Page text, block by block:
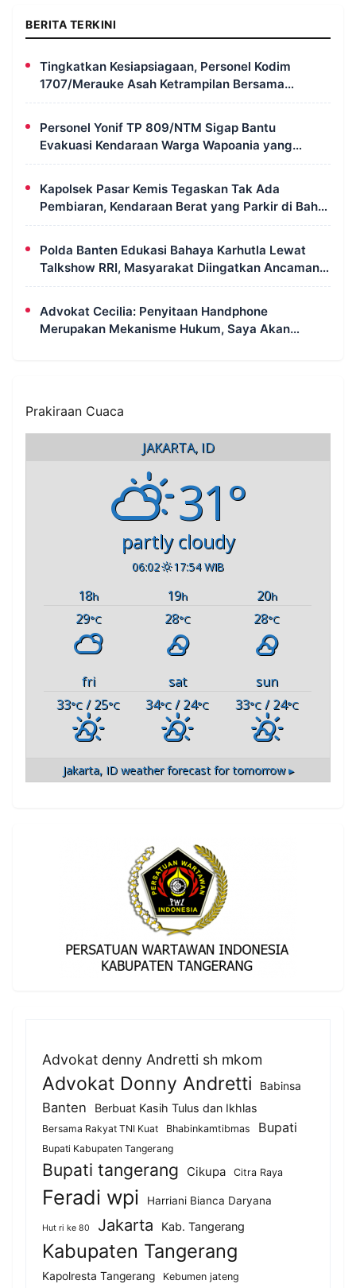
BERITA TERKINI
Tingkatkan Kesiapsiagaan, Personel Kodim
1707/Merauke Asah Ketrampilan Bersama
Petugas Damkar
Personel Yonif TP 809/NTM Sigap Bantu
Evakuasi Kendaraan Warga Wapoania yang
Terperosok ke Jurang
Kapolsek Pasar Kemis Tegaskan Tak Ada
Pembiaran, Kendaraan Berat yang Parkir di Bahu
Jalan Langsung Ditertibkan
Polda Banten Edukasi Bahaya Karhutla Lewat
Talkshow RRI, Masyarakat Diingatkan Ancaman
Pidana Pembakaran Lahan
Advokat Cecilia: Penyitaan Handphone
Merupakan Mekanisme Hukum, Saya Akan
Prakiraan Cuaca
JAKARTA, ID
31°
partly cloudy
06:02 17:54 WIB
18h 19h 20h
29°C 28°C 28°C
fri sat
sun
33°C / 25°C 34°C / 24°C 33°C/ 24°C
Jakarta, IDweather forecast for tomorrow ▸
Advokat denny Andretti sh mkom
Advokat Donny Andretti Babinsa
Banten Berbuat Kasih Tulus dan Ikhlas
Bersama Rakyat TNI Kuat Bhabinkamtibmas Bupati
Bupati Kabupaten Tangerang
Bupati tangerang Cikupa Citra Raya
Feradi wpi Harriani Bianca Daryana
Hut ri ke 80 Jakarta Kab. Tangerang
Kabupaten Tangerang
Kapolresta Tangerang Kebumen jateng